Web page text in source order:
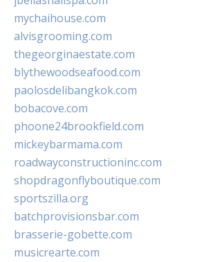
mychaihouse.com
alvisgrooming.com
thegeorginaestate.com
blythewoodseafood.com
paolosdelibangkok.com
bobacove.com
phoone24brookfield.com
mickeybarmama.com
roadwayconstructioninc.com
shopdragonflyboutique.com
sportszilla.org
batchprovisionsbar.com
brasserie-gobette.com
musicrearte.com